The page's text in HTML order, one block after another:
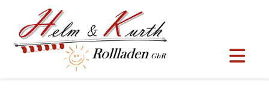
Zum Inhalt springen